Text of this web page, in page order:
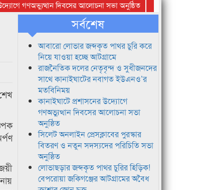
গণঅভ্যুত্থান দিবসের আলোচনা সভা অনুষ্ঠিত
সিলেট অনলাইন
সর্বশেষ
আবারো লোভার জব্দকৃত পাথর চুরি করে
নিয়ে যাওয়া হচ্ছে আটগ্রামে
রাজনৈতিক দলের নেতৃবৃন্দ ও সুধীজনদের
সাথে কানাইঘাটের নবাগত ইউএনও’র
মতবিনিময়
কানাইঘাটে প্রশাসনের উদ্যোগে
গণঅভ্যুত্থান দিবসের আলোচনা সভা
অনুষ্ঠিত
সিলেট অনলাইন প্রেসক্লাবের পুরস্কার
বিতরণ ও নতুন সদস্যদের পরিচিতি সভা
অনুষ্ঠিত
লোভাছড়ার জব্দকৃত পাথর চুরির হিড়িক!
বেপরোয়া জকিগঞ্জের আটগ্রামের অবৈধ